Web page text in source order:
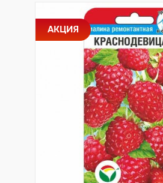
АКЦИЯ